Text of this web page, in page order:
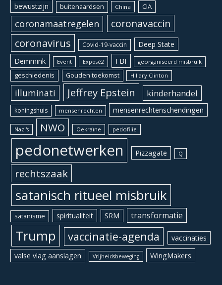
bewustzijn buitenaardsen China CIA
coronamaatregelen coronavaccin
coronavirus Covid-19-vaccin Deep State
Demmink Event Exposé2 FBI georganiseerd misbruik
geschiedenis Gouden toekomst Hillary Clinton
illuminati Jeffrey Epstein kinderhandel
koningshuis mensenrechten mensenrechtenschendingen
Nazi's NWO Oekraïne pedofilie
pedonetwerken Pizzagate Q
rechtszaak
satanisch ritueel misbruik
satanisme spiritualiteit SRM transformatie
Trump vaccinatie-agenda
vaccinaties
valse vlag aanslagen
Vrijheidsbeweging WingMakers